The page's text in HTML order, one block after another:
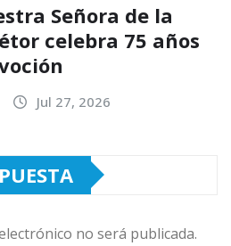
Señora de la
celebra 75 años
Jul 27, 2026
no será publicada.